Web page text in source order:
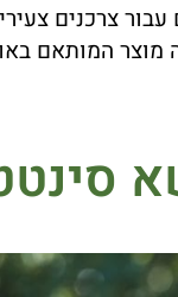
צרכנים
מוצר המותאם